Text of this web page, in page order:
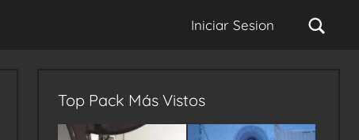
Iniciar Sesion
Top Pack Más Vistos